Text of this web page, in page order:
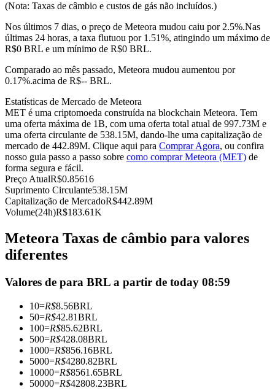
Futuros de USDC
Copiar Trading
Junte-se aos principais traders
Torne-se um Trader de Cópias
Desfrute da partilha de lucros e comissões de copy trading
(Nota: Taxas de câmbio e custos de gás não incluídos.)
Nos últimos 7 dias, o preço de Meteora mudou caiu por 2.5%.Nas
últimas 24 horas, a taxa flutuou por 1.51%, atingindo um máximo de
R$0 BRL e um mínimo de R$0 BRL.
Comparado ao mês passado, Meteora mudou aumentou por
0.17%.acima de R$-- BRL.
Estatísticas de Mercado de Meteora
MET é uma criptomoeda construída na blockchain Meteora. Tem
uma oferta máxima de 1B, com uma oferta total atual de 997.73M e
uma oferta circulante de 538.15M, dando-lhe uma capitalização de
mercado de 442.89M. Clique aqui para Comprar Agora, ou confira
nosso guia passo a passo sobre como comprar Meteora (MET) de
forma segura e fácil.
Preço AtualR$0.85616
Suprimento Circulante538.15M
Capitalização de MercadoR$442.89M
Volume(24h)R$183.61K
Meteora Taxas de câmbio para valores
diferentes
Valores de para BRL a partir de today 08:59
10=R$8.56BRL
50=R$42.81BRL
100=R$85.62BRL
500=R$428.08BRL
1000=R$856.16BRL
5000=R$4280.82BRL
10000=R$8561.65BRL
50000=R$42808.23BRL